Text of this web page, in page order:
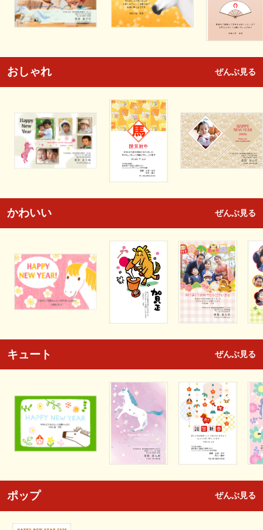
おしゃれ ぜんぶ見る
かわいい ぜんぶ見る
キュート ぜんぶ見る
ポップ ぜんぶ見る